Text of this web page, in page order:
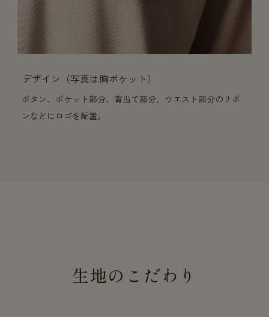
デザイン（写真は胸ポケット）
ボタン、ポケット部分、背当て部分、ウエスト部分のリボ
ンなどにロゴを配置。
生地のこだわり